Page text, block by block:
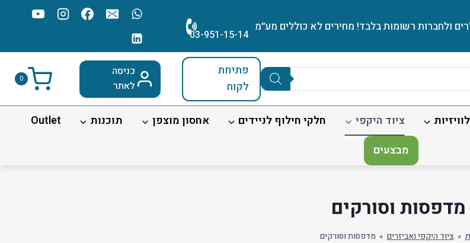
ולחברות רשומות בלבד! מחירים לא כוללים מע׳׳מ
03-951-15-14
פתיחת
לקוח
כניסה
לאתר
0
ציוד היקפי חלקי חילוף לניידים אחסון מוצפן תוכנות
Outlet
מבצעים
מדפסות וסורקים
» ציוד היקפי ואביזרים » מדפסות וסורקים